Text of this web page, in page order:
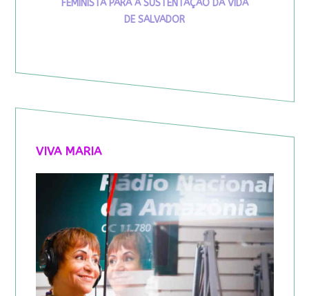
FEMINISTA PARA A SUSTENTAÇÃO DA VIDA
DE SALVADOR
VIVA MARIA